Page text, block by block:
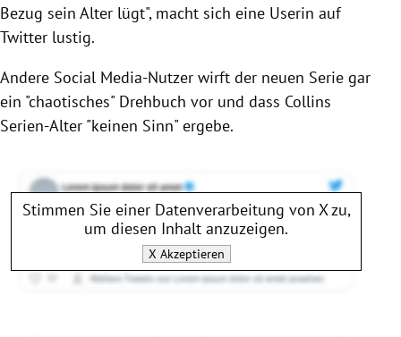
Bezug sein Alter lügt", macht sich eine Userin auf
Twitter lustig.
Andere Social Media-Nutzer wirft der neuen Serie gar
ein "chaotisches" Drehbuch vor und dass Collins
Serien-Alter "keinen Sinn" ergebe.
Stimmen Sie einer Datenverarbeitung von Xzu,
um diesen Inhalt anzuzeigen.
X Akzeptieren